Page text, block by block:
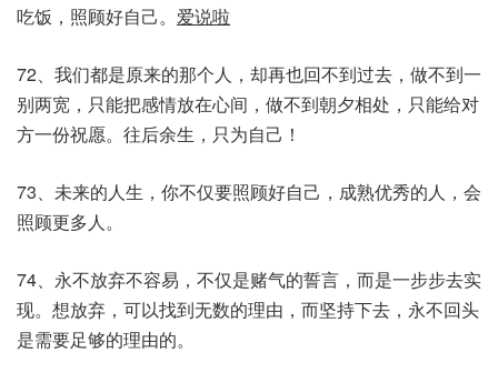
吃饭，照顾好自己。 爱说啦
72、我们都是原来的那个人，却再也回不到过去，做不到一
别两宽，只能把感情放在心间，做不到朝夕相处，只能给对
方一份祝愿。往后余生，只为自己！
73、未来的人生，你不仅要照顾好自己，成熟优秀的人，会
照顾更多人。
74、永不放弃不容易，不仅是赌气的誓言，而是一步步去实
现。想放弃，可以找到无数的理由，而坚持下去，永不回头
是需要足够的理由的。